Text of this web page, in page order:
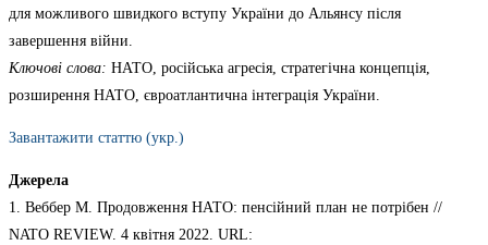
для можливого швидкого вступу України до Альянсу після
завершення війни.
Ключові слова: НАТО, російська агресія, стратегічна концепція,
розширення НАТО, євроатлантична інтеграція України.
Завантажити статтю (укр.)
Джерела
1. Веббер М. Продовження НАТО: пенсійний план не потрібен //
NATO REVIEW. 4 квітня 2022. URL: